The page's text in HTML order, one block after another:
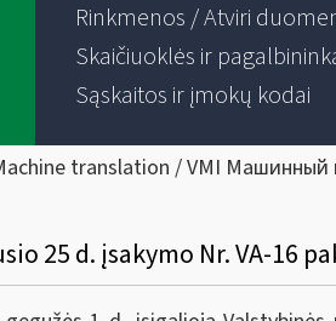
Rinkmenos / Atviri
Skaičiuoklės ir
Sąskaitos ir įmokų kodai
translation / VMI